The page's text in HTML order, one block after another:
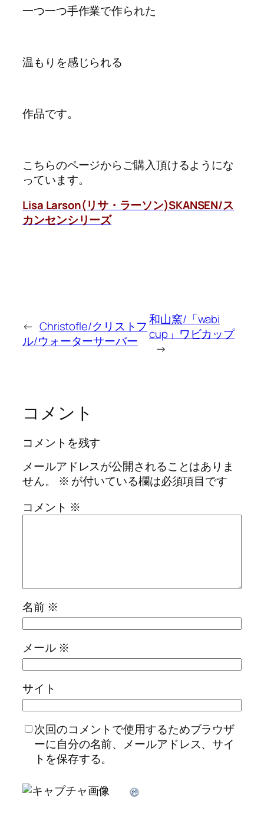
一つ一つ手作業で作られた
温もりを感じられる
作品です。
こちらのページからご購入頂けるようにな
っています。
Lisa Larson(リサ・ラーソン)SKANSEN/ス
カンセンシリーズ
← Christofle/クリストフ
ル/ウォーターサーバー
和山窯/「wabi
cup」ワビカップ
→
コメント
コメントを残す
メールアドレスが公開されることはありま
せん。
※ が付いている欄は必須項目です
コメント ※
名前 ※
メール ※
サイト
次回のコメントで使用するためブラウザ
ーに自分の名前、メールアドレス、サイ
トを保存する。